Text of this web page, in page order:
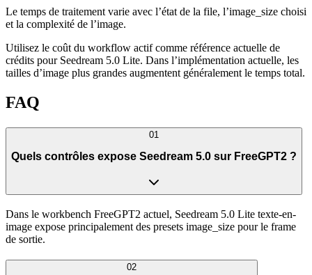
Le temps de traitement varie avec l’état de la file, l’image_size choisi
et la complexité de l’image.
Utilisez le coût du workflow actif comme référence actuelle de
crédits pour Seedream 5.0 Lite. Dans l’implémentation actuelle, les
tailles d’image plus grandes augmentent généralement le temps total.
FAQ
01
Quels contrôles expose Seedream 5.0 sur FreeGPT2 ?
Dans le workbench FreeGPT2 actuel, Seedream 5.0 Lite texte-en-
image expose principalement des presets image_size pour le frame
de sortie.
02